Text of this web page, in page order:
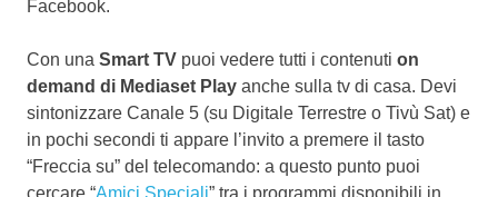
Facebook.
Con una Smart TV puoi vedere tutti i contenuti on
demand di Mediaset Play anche sulla tv di casa. Devi
sintonizzare Canale 5 (su Digitale Terrestre o Tivù Sat) e
in pochi secondi ti appare l’invito a premere il tasto
“Freccia su” del telecomando: a questo punto puoi
cercare “Amici Speciali” tra i programmi disponibili in